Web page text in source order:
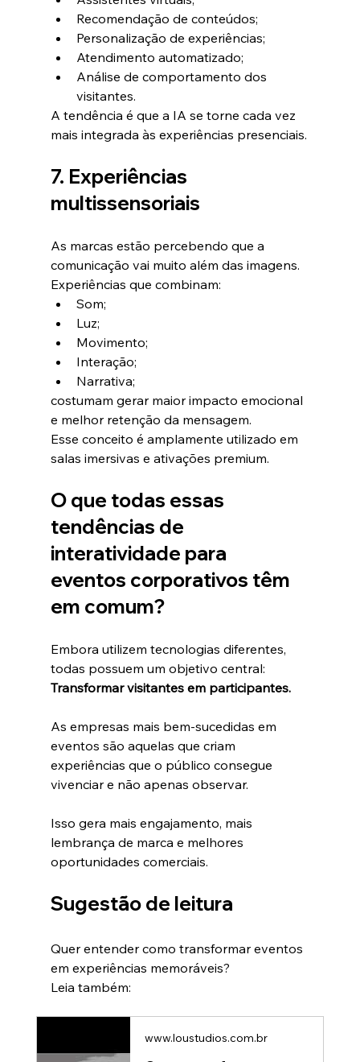
Recomendação de conteúdos;
Personalização de experiências;
Atendimento automatizado;
Análise de comportamento dos
visitantes.
A tendência é que a IA se torne cada vez
mais integrada às experiências presenciais.
7. Experiências
multissensoriais
As marcas estão percebendo que a
comunicação vai muito além das imagens.
Experiências que combinam:
Som;
Luz;
Movimento;
Interação;
Narrativa;
costumam gerar maior impacto emocional
e melhor retenção da mensagem.
Esse conceito é amplamente utilizado em
salas imersivas e ativações premium.
O que todas essas
tendências de
interatividade para
eventos corporativos têm
em comum?
Embora utilizem tecnologias diferentes,
todas possuem um objetivo central:
Transformar visitantes em participantes.
As empresas mais bem-sucedidas em
eventos são aquelas que criam
experiências que o público consegue
vivenciar e não apenas observar.
Isso gera mais engajamento, mais
lembrança de marca e melhores
oportunidades comerciais.
Sugestão de leitura
Quer entender como transformar eventos
em experiências memoráveis?
Leia também:
www.loustudios.com.br